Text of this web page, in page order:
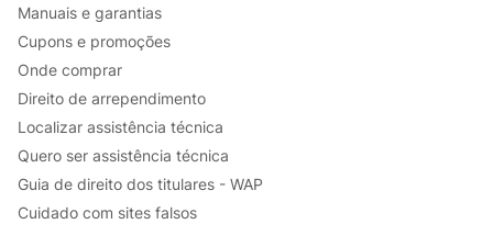
Manuais e garantias
Cupons e promoções
Onde comprar
Direito de arrependimento
Localizar assistência técnica
Quero ser assistência técnica
Guia de direito dos titulares - WAP
Cuidado com sites falsos